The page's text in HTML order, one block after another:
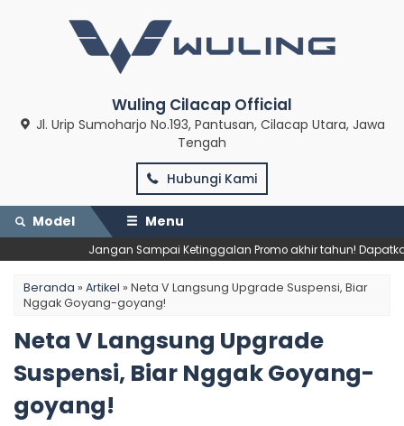
Wuling Cilacap Official
Jl. Urip Sumoharjo No.193, Pantusan, Cilacap Utara, Jawa
Tengah
Hubungi Kami
Model Menu
Jangan Sampai Ketinggalan Promo akhir tahun!
Beranda » Artikel » Neta V Langsung Upgrade Suspensi, Biar
Nggak Goyang-goyang!
Neta V Langsung Upgrade
Suspensi, Biar Nggak Goyang-
goyang!